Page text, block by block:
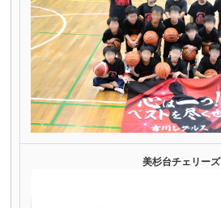
美杉台チェリーズ